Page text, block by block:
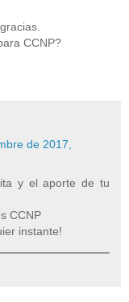
CCNP?
de 2017,
y el aporte de tu
CCNP
instante!